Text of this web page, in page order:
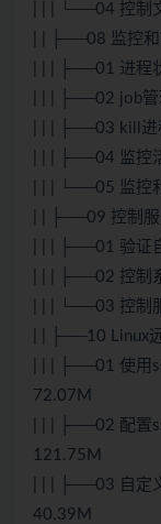
| | | └──04 控制
| | ├──08 监控
| | | ├──01 进程
| | | ├──02 job
| | | ├──03 kill进
| | | ├──04 监控
| | | └──05 监控
| | ├──09 控制
| | | ├──01 验证
| | | ├──02 控制
| | | └──03 控制
| | ├──10 Linux
| | | ├──01 使用
72.07M
| | | ├──02 配置
121.75M
| | | ├──03 自定
40.39M